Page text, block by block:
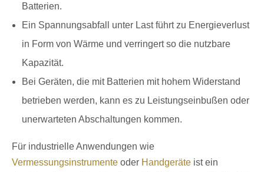
Batterien.
Ein Spannungsabfall unter Last führt zu Energieverlust
in Form von Wärme und verringert so die nutzbare
Kapazität.
Bei Geräten, die mit Batterien mit hohem Widerstand
betrieben werden, kann es zu Leistungseinbußen oder
unerwarteten Abschaltungen kommen.
Für industrielle Anwendungen wie
Vermessungsinstrumente oder Handgeräte ist ein